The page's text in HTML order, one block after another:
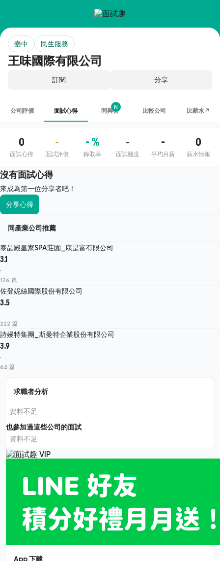
王味國際有限公司
臺中 民生服務
訂閱 分享
公司評價 面試心得 問與答
N
比較公司 比薪水↗
0
面試心得
-
面試評價
- %
錄取率
-
面試難度
-
平均月薪
0
薪水情報
沒有面試心得
來成為第一位分享者吧！
分享心得
同產業公司推薦
泰晶殿皇家SPA莊園_康是富有限公司
3.1
·
126 篇
佐登妮絲國際股份有限公司
3.5
·
222 篇
詩嫚特集團_斯曼特企業股份有限公司
3.9
·
62 篇
求職者分析
資料不足
也參加過這些公司的面試
資料不足
App 下載